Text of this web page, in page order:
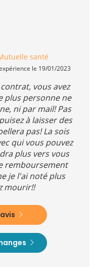
santé
le 19/01/2023
vous avez
plus personne ne
ni par mail! Pas
à laisser des
pas! La sois
qui vous pouvez
plus vers vous
remboursement
je l'ai noté plus
mourir!!